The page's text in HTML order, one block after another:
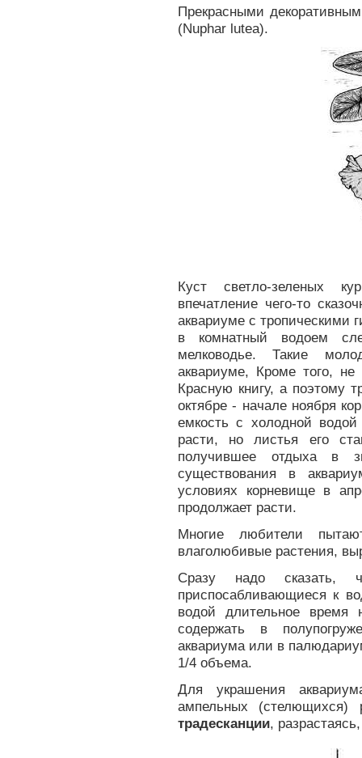
Прекрасными
(Nuphar lutea).
Куст светло-зеленых
впечатление чего-то
аквариуме с тропическими
в комнатный водоем
мелководье. Такие
аквариуме, Кроме того,
Красную книгу, а поэтому
октябре - начале ноября
емкость с холодной
расти, но листья его
получившее отдыха в
существования в
условиях корневище в
продолжает расти.
Многие любители
влаголюбивые растения,
Сразу надо сказать,
приспосабливающиеся к
водой длительное
содержать в
аквариума или в
1/4 объема.
Для украшения
ампельных (стелющихся)
традесканции,